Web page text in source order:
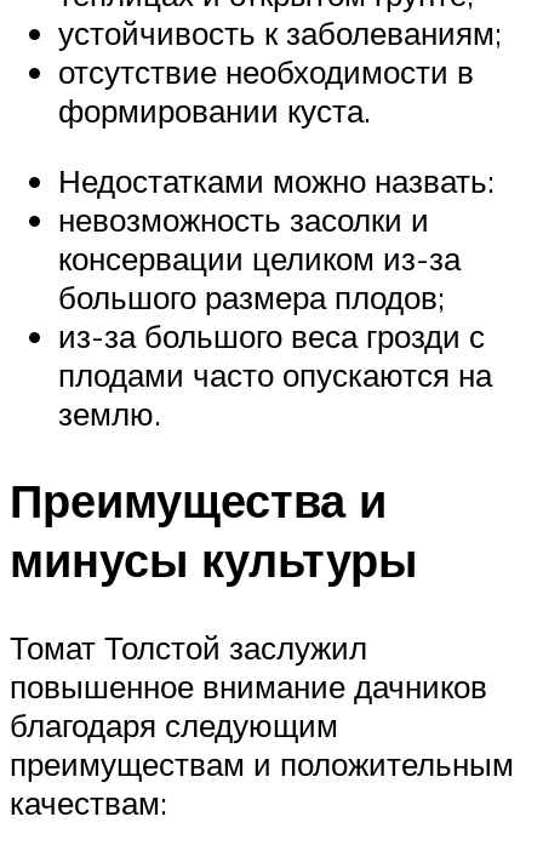
устойчивость к заболеваниям;
отсутствие необходимости в
формировании куста.
Недостатками можно назвать:
невозможность засолки и
консервации целиком из-за
большого размера плодов;
из-за большого веса грозди с
плодами часто опускаются на
землю.
Преимущества и
минусы культуры
Томат Толстой заслужил
повышенное внимание дачников
благодаря следующим
преимуществам и положительным
качествам: